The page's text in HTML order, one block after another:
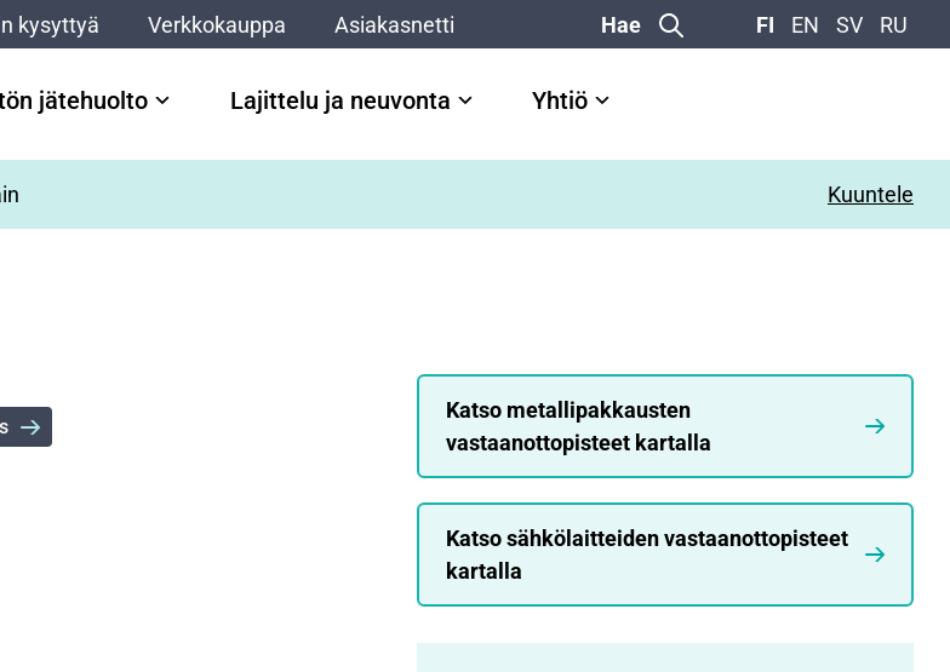
kysyttyä Verkkokauppa Asiakasnetti Hae FI EN SV RU
jätehuolto Lajittelu ja neuvonta Yhtiö
Kuuntele
Katso metallipakkausten
vastaanottopisteet kartalla
Katso sähkölaitteiden vastaanottopisteet
kartalla